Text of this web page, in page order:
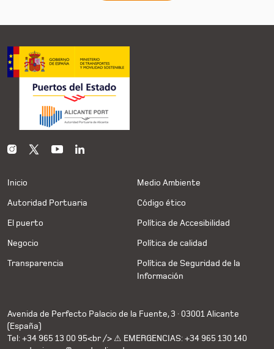
Inicio
Autoridad Portuaria
El puerto
Negocio
Transparencia
Medio Ambiente
Código ético
Política de Accesibilidad
Política de calidad
Política de Seguridad de la
Información
Avenida de Perfecto Palacio de la Fuente, 3 · 03001 Alicante
(España)
Tel: +34 965 13 00 95<br /> ⚠ EMERGENCIAS: +34 965 130 140